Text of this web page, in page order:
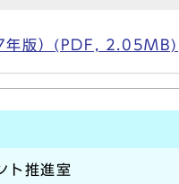
7年版）(PDF, 2.05MB)
ト推進室